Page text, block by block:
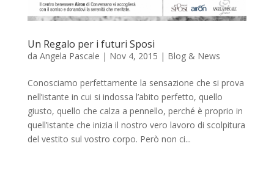
Un Regalo per i futuri Sposi
da Angela Pascale | Nov 4, 2015 | Blog & News
Conosciamo perfettamente la sensazione che si prova
nell’istante in cui si indossa l’abito perfetto, quello
giusto, quello che calza a pennello, perché è proprio in
quell’istante che inizia il nostro vero lavoro di scolpitura
del vestito sul vostro corpo. Però non ci...